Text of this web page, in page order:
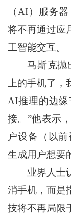
（AI）服务
将不再通过应
工智能交互。
马斯克抛出
上的手机了，
AI推理的边
接。”他表示
户设备（以
生成用户想要
业界人士认
消手机，而
技将不再局限